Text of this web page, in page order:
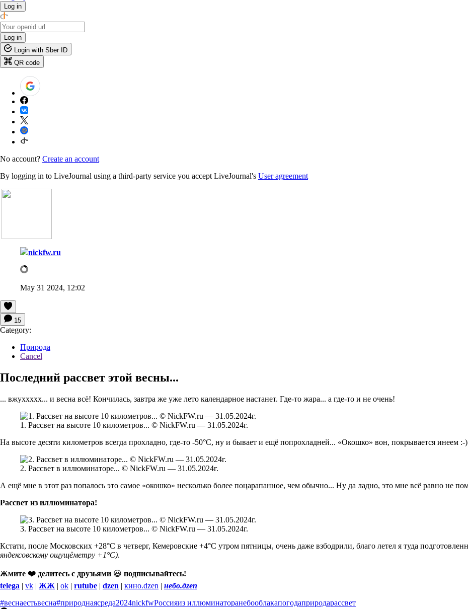
Log in
Log in
Login with Sber ID
QR code
No account? Create an account
By logging in to LiveJournal using a third-party service you accept LiveJournal's User agreement
nickfw.ru
May 31 2024, 12:02
15
Category:
Природа
Cancel
Последний рассвет этой весны...
... вжуххххх... и весна всё! Кончилась, завтра же уже лето календарное настанет. Где-то жара... а где-то и не очень!
1. Рассвет на высоте 10 километров... © NickFW.ru — 31.05.2024г.
На высоте десяти километров всегда прохладно, где-то -50°С, ну и бывает и ещё попрохладней... «Окошко» вон, покрывается инеем :-)
2. Рассвет в иллюминаторе... © NickFW.ru — 31.05.2024г.
А ещё мне в этот раз попалось это самое «окошко» несколько более поцарапанное, чем обычно... Ну да ладно, это мне всё равно не
Рассвет из иллюминатора!
3. Рассвет на высоте 10 километров... © NickFW.ru — 31.05.2024г.
Кстати, после Московских +28°С в четверг, Кемеровские +4°С утром пятницы, очень даже взбодрили, благо летел я туда
яндексовскому ощущёметру +1°С).
Жмите ❤️ делитесь с друзьями 😃 подписывайтесь!
telega | vk | ЖЖ | ok | rutube | dzen | кино.dzen | небо.дzen
#веснаестьвесна#природнаясреда2024nickfwРоссияиз иллюминаторанебооблакапогодаприродарассвет